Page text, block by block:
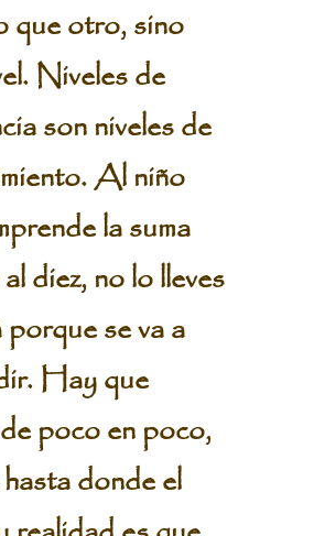
que otro, sino
Niveles de
son niveles de
Al niño
la suma
diez, no lo lleves
porque se va a
Hay que
poco en poco,
donde el